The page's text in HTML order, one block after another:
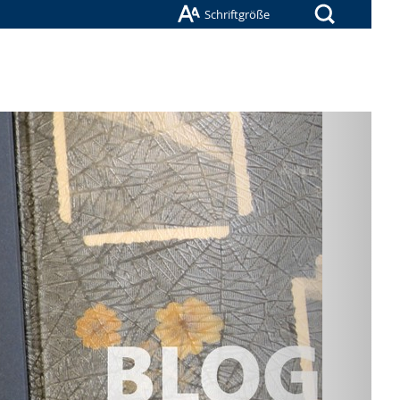
Schriftgröße
Nächste